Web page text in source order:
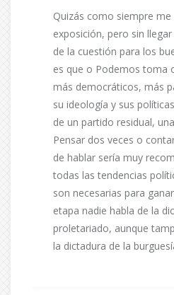
Quizás como siempre
exposición, pero sin
de la cuestión para los
es que o Podemos toma
más democráticos, más
su ideología y sus
de un partido residual,
Pensar dos veces o
de hablar sería muy
todas las tendencias
son necesarias para
etapa nadie habla de la
proletariado, aunque
la dictadura de la